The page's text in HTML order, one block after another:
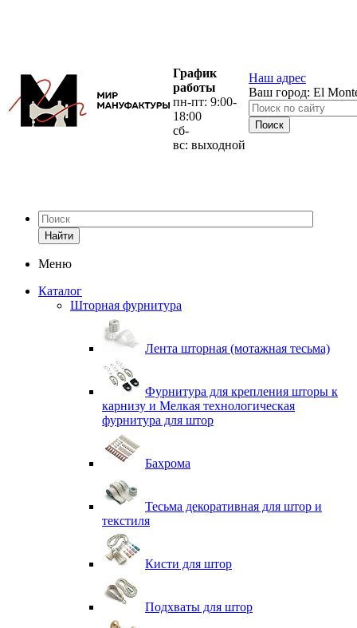
График
работы
пн-пт: 9:00-
18:00
сб-
вс: выходной
Наш адрес
Ваш город: El
Найти
Меню
Каталог
Шторная фурнитура
Лента шторная (мотажная тесьма)
Фурнитура для крепления шторы к
карнизу и Мелкая технологическая
фурнитура для штор
Бахрома
Тесьма декоративная для штор и
текстиля
Кисти для штор
Подхваты для штор